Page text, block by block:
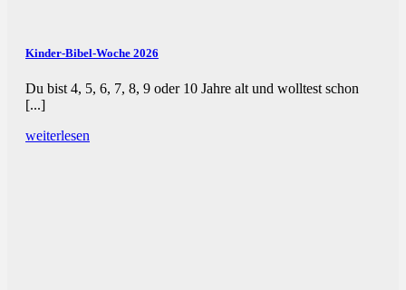
Kinder-Bibel-Woche 2026
Du bist 4, 5, 6, 7, 8, 9 oder 10 Jahre alt und wolltest schon
[...]
weiterlesen